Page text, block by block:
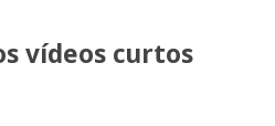
vídeos curtos